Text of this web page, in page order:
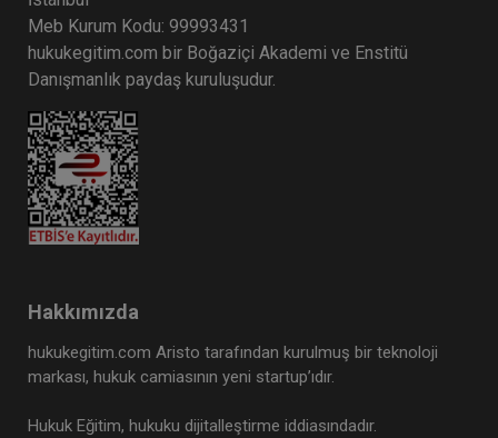
Meb Kurum Kodu: 99993431
hukukegitim.com bir Boğaziçi Akademi ve Enstitü
Danışmanlık paydaş kuruluşudur.
Hakkımızda
hukukegitim.com Aristo tarafından kurulmuş bir teknoloji
markası, hukuk camiasının yeni startup’ıdır.
Hukuk Eğitim, hukuku dijitalleştirme iddiasındadır.